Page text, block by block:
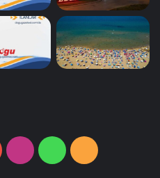
YouTubeInstagramWhatsApp
RSS